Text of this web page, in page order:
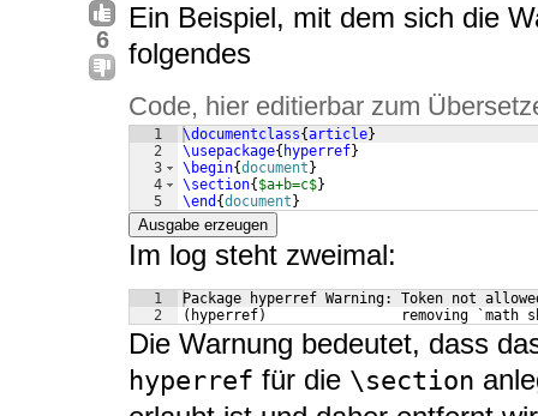
6
Ein Beispiel, mit dem sich die
folgendes
Code, hier editierbar zum
1
2
3
4
5
\documentclass{article}
\usepackage{ hyperref}
\begin{document }
\section{ $a+b=c$}
\end {document }
Ausgabe erzeugen
Im log steht zweimal:
1
2
Package hyperref Warning: Token not
(hyperref)                removing `math
Die Warnung bedeutet, dass
hyperref für die \section